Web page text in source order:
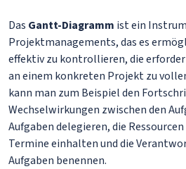
Das Gantt-Diagramm ist ein
Projektmanagements, das es
effektiv zu kontrollieren, die
an einem konkreten Projekt zu
kann man zum Beispiel den
Wechselwirkungen zwischen den
Aufgaben delegieren, die
Termine einhalten und die
Aufgaben benennen.